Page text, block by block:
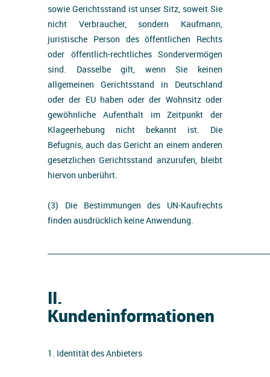
sowie Gerichtsstand ist unser Sitz, soweit Sie
nicht Verbraucher, sondern Kaufmann,
juristische Person des öffentlichen Rechts
oder öffentlich-rechtliches Sondervermögen
sind. Dasselbe gilt, wenn Sie keinen
allgemeinen Gerichtsstand in Deutschland
oder der EU haben oder der Wohnsitz oder
gewöhnliche Aufenthalt im Zeitpunkt der
Klageerhebung nicht bekannt ist. Die
Befugnis, auch das Gericht an einem anderen
gesetzlichen Gerichtsstand anzurufen, bleibt
hiervon unberührt.
(3) Die Bestimmungen des UN-Kaufrechts
finden ausdrücklich keine Anwendung.
II.
Kundeninformationen
1. Identität des Anbieters